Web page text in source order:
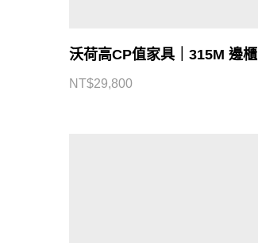
沃荷高CP值家具｜315M 邊櫃
NT$29,800